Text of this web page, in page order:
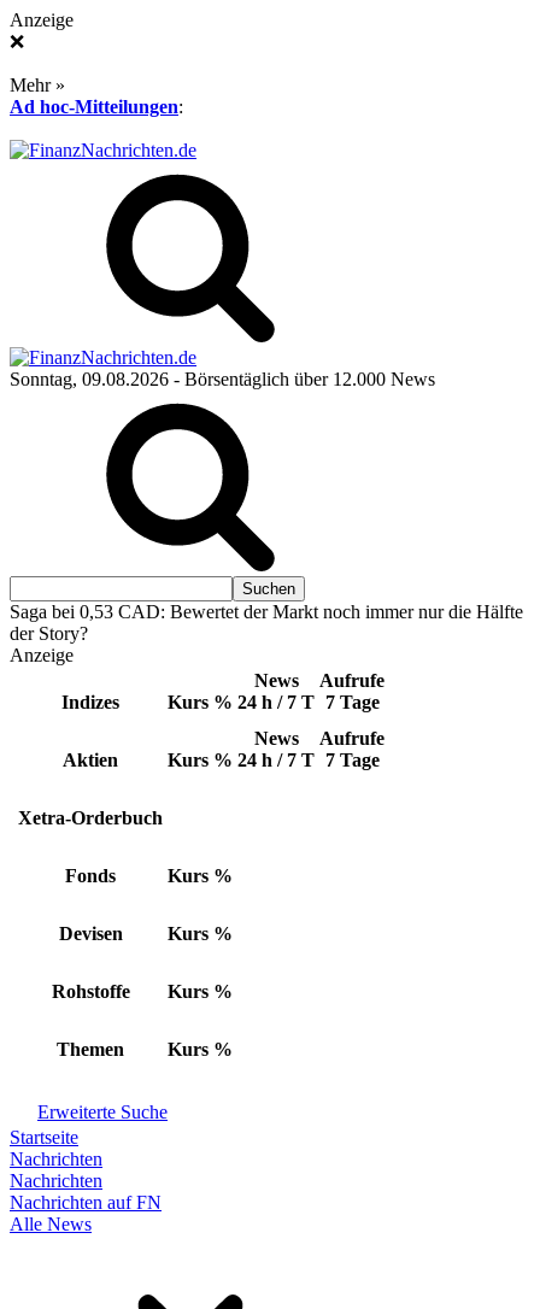
Anzeige
❌
Mehr »
Ad hoc-Mitteilungen:
Sonntag, 09.08.2026 - Börsentäglich über 12.000 News
Saga bei 0,53 CAD: Bewertet der Markt noch immer nur die Hälfte
der Story?
Anzeige
Indizes Kurs %
News
24 h / 7 T
Aufrufe
7 Tage
Aktien Kurs %
News
24 h / 7 T
Aufrufe
7 Tage
Xetra-Orderbuch
Fonds Kurs %
Devisen Kurs %
Rohstoffe Kurs %
Themen Kurs %
Erweiterte Suche
Startseite
Nachrichten
Nachrichten
Nachrichten auf FN
Alle News